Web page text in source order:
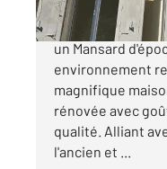
Votre agence
un Mansard
environnement
magnifique
rénovée avec
qualité. Alliant
l'ancien et ...